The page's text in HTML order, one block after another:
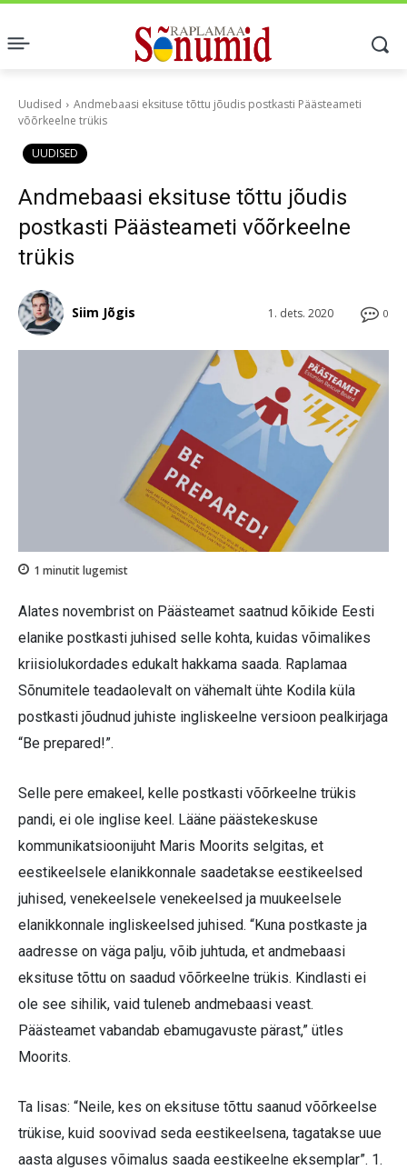
Uudised
Andmebaasi eksituse tõttu jõudis postkasti Päästeameti
võõrkeelne trükis
UUDISED
Andmebaasi eksituse tõttu jõudis
postkasti Päästeameti võõrkeelne
trükis
0
1. dets. 2020
Siim Jõgis
1 minutit lugemist
Alates novembrist on Päästeamet saatnud kõikide Eesti
elanike postkasti juhised selle kohta, kuidas võimalikes
kriisiolukordades edukalt hakkama saada. Raplamaa
Sõnumitele teadaolevalt on vähemalt ühte Kodila küla
postkasti jõudnud juhiste ingliskeelne versioon pealkirjaga
“Be prepared!”.
Selle pere emakeel, kelle postkasti võõrkeelne trükis
pandi, ei ole inglise keel. Lääne päästekeskuse
kommunikatsioonijuht Maris Moorits selgitas, et
eestikeelsele elanikkonnale saadetakse eestikeelsed
juhised, venekeelsele venekeelsed ja muukeelsele
elanikkonnale ingliskeelsed juhised. “Kuna postkaste ja
aadresse on väga palju, võib juhtuda, et andmebaasi
eksituse tõttu on saadud võõrkeelne trükis. Kindlasti ei
ole see sihilik, vaid tuleneb andmebaasi veast.
Päästeamet vabandab ebamugavuste pärast,” ütles
Moorits.
Ta lisas: “Neile, kes on eksituse tõttu saanud võõrkeelse
trükise, kuid soovivad seda eestikeelsena, tagatakse uue
aasta alguses võimalus saada eestikeelne eksemplar”. 1.